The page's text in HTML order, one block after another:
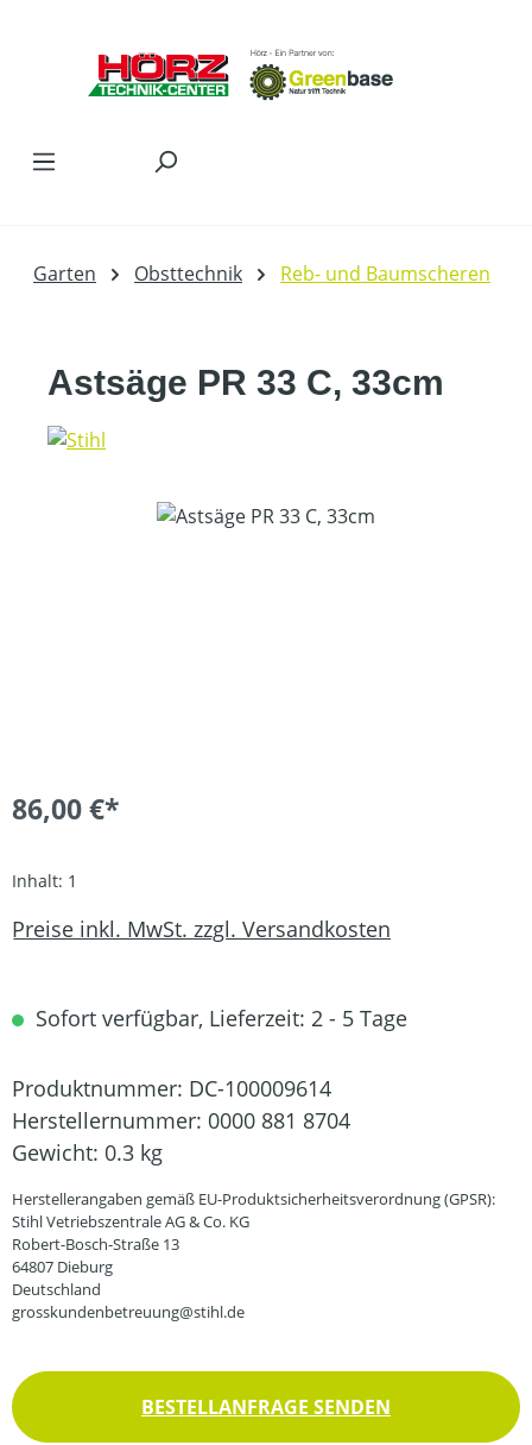
Garten Obsttechnik Reb- und Baumscheren
Astsäge PR 33 C, 33cm
Bildergalerie überspringen
86,00 €*
Inhalt: 1
Preise inkl. MwSt. zzgl. Versandkosten
Sofort verfügbar, Lieferzeit: 2 - 5 Tage
Produktnummer: DC-100009614
Herstellernummer: 0000 881 8704
Gewicht: 0.3 kg
Herstellerangaben gemäß EU-Produktsicherheitsverordnung (GPSR):
Stihl Vetriebszentrale AG & Co. KG
Robert-Bosch-Straße 13
64807 Dieburg
Deutschland
grosskundenbetreuung@stihl.de
BESTELLANFRAGE SENDEN